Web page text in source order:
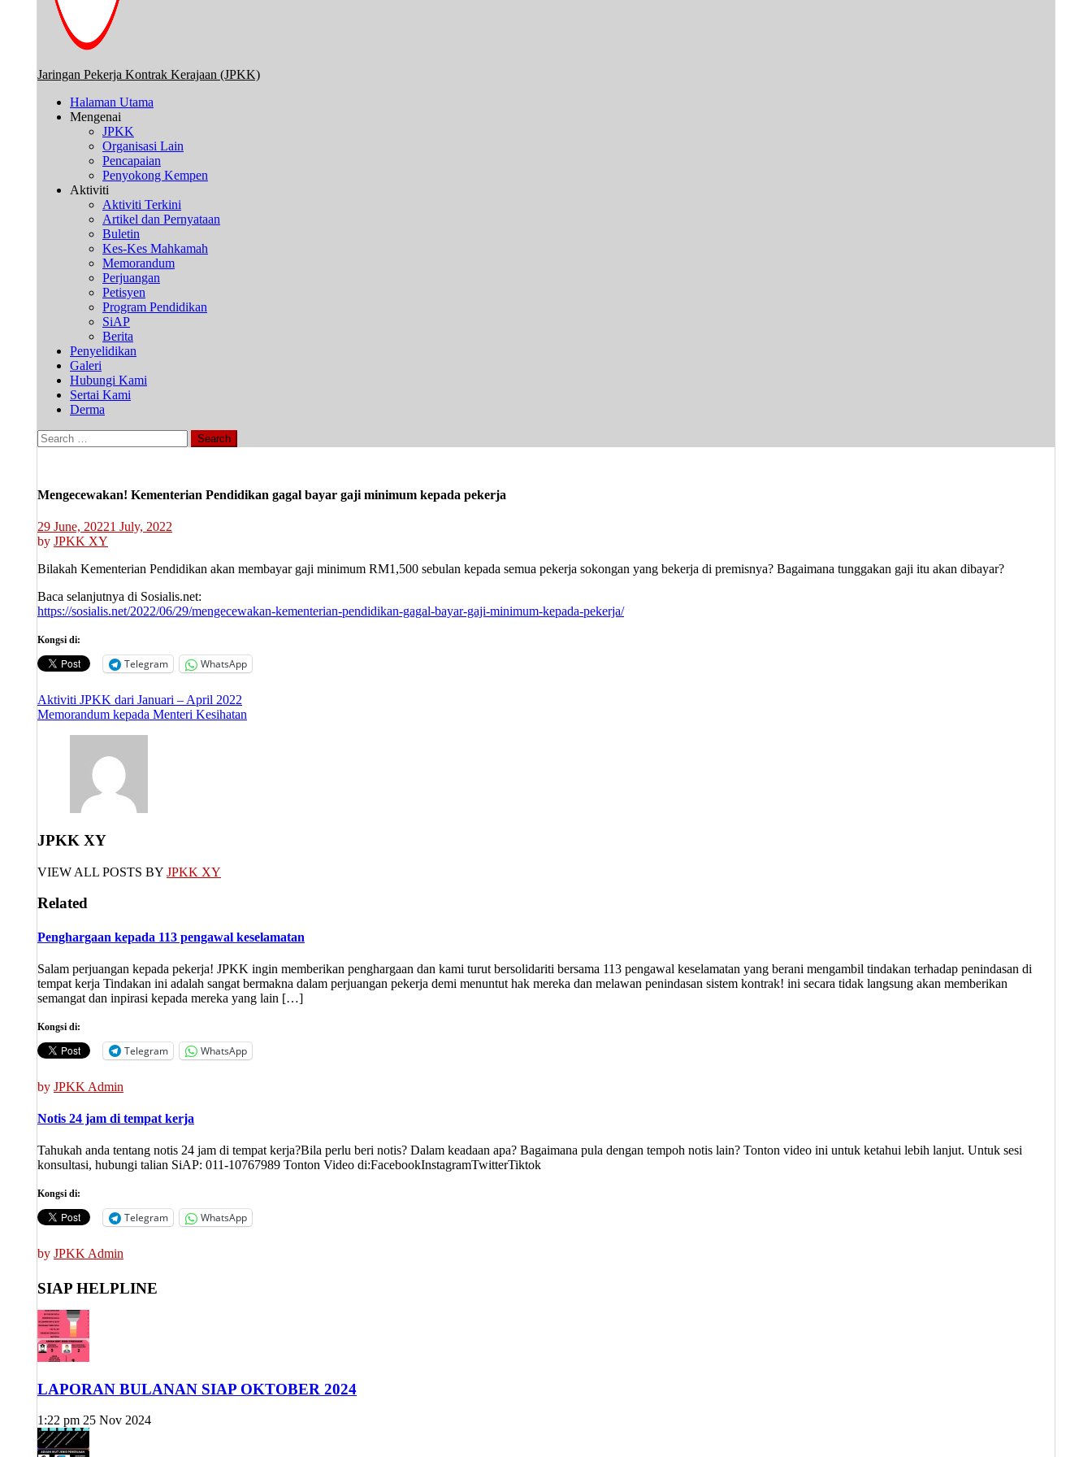
Jaringan Pekerja Kontrak Kerajaan (JPKK)
Halaman Utama
Mengenai
JPKK
Organisasi Lain
Pencapaian
Penyokong Kempen
Aktiviti
Aktiviti Terkini
Artikel dan Pernyataan
Buletin
Kes-Kes Mahkamah
Memorandum
Perjuangan
Petisyen
Program Pendidikan
SiAP
Berita
Penyelidikan
Galeri
Hubungi Kami
Sertai Kami
Derma
Search
for:
Mengecewakan! Kementerian Pendidikan gagal bayar gaji minimum kepada pekerja
29 June, 20221 July, 2022
by JPKK XY
Bilakah Kementerian Pendidikan akan membayar gaji minimum RM1,500 sebulan kepada semua pekerja sokongan yang bekerja di premisnya? Bagaimana tunggakan gaji itu akan dibayar?
Baca selanjutnya di Sosialis.net:
https://sosialis.net/2022/06/29/mengecewakan-kementerian-pendidikan-gagal-bayar-gaji-minimum-kepada-pekerja/
Kongsi di:
Telegram WhatsApp
Post
navigation
Aktiviti JPKK dari Januari – April 2022
Memorandum kepada Menteri Kesihatan
JPKK XY
VIEW ALL POSTS BY JPKK XY
Related
Penghargaan kepada 113 pengawal keselamatan
Salam perjuangan kepada pekerja! JPKK ingin memberikan penghargaan dan kami turut bersolidariti bersama 113 pengawal keselamatan yang berani mengambil tindakan terhadap penindasan di
tempat kerja Tindakan ini adalah sangat bermakna dalam perjuangan pekerja demi menuntut hak mereka dan melawan penindasan sistem kontrak! ini secara tidak langsung akan memberikan
semangat dan inpirasi kepada mereka yang lain […]
Kongsi di:
Telegram WhatsApp
by JPKK Admin
Notis 24 jam di tempat kerja
Tahukah anda tentang notis 24 jam di tempat kerja?Bila perlu beri notis? Dalam keadaan apa? Bagaimana pula dengan tempoh notis lain? Tonton video ini untuk ketahui lebih lanjut. Untuk sesi
konsultasi, hubungi talian SiAP: 011-10767989 Tonton Video di:FacebookInstagramTwitterTiktok
Kongsi di:
Telegram WhatsApp
by JPKK Admin
SIAP HELPLINE
LAPORAN BULANAN SIAP OKTOBER 2024
1:22 pm 25 Nov 2024